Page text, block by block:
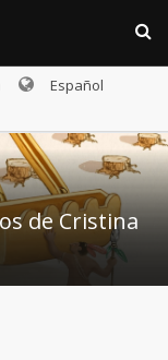
Español
de Cristina